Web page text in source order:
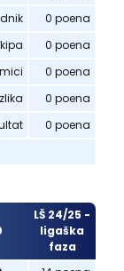
0 poena
0 poena
0 poena
0 poena
0 poena
LŠ 24/25 -
ligaška
faza